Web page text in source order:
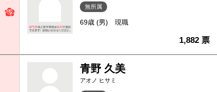
無所属
69歳 (男) 現職
1,882 票
青野 久美
アオノ ヒサミ